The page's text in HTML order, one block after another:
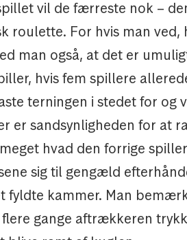
vil de færreste nok –
roulette. For hvis man ved,
man også, at det er
hvis fem spillere
terningen i stedet for og
er sandsynligheden for at
hvad den forrige
sig til gengæld
fyldte kammer. Man
gange aftrækkeren